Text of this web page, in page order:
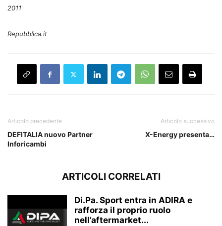
2011
Repubblica.it
Articolo precedente
DEFITALIA nuovo Partner
Inforicambi
Articolo successivo
X-Energy presenta…
ARTICOLI CORRELATI
Di.Pa. Sport entra in ADIRA e
rafforza il proprio ruolo
nell’aftermarket...